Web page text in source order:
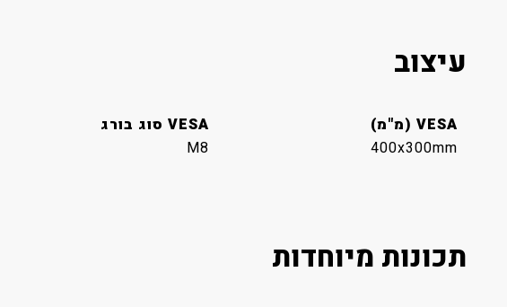
עיצוב
VESA (מ"מ)
400x300mm
VESA סוג בורג
M8
תכונות מיוחדות